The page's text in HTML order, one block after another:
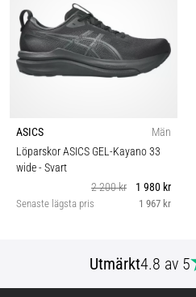
ASICS
Män
Löparskor ASICS GEL-Kayano 33
wide- Svart
2 200 kr
1 980 kr
Senaste lägsta pris 1 967 kr
Utmärkt4.8 av 5